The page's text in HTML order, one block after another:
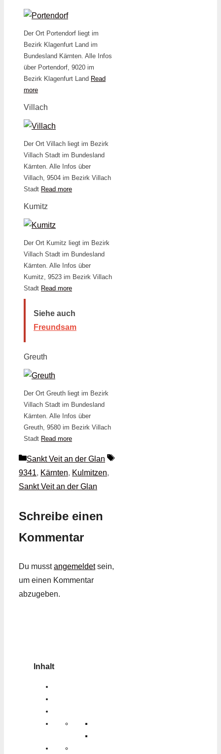
Der Ort Portendorf liegt im
Bezirk Klagenfurt Land im
Bundesland Kärnten. Alle Infos
über Portendorf, 9020 im
Bezirk Klagenfurt Land Read
more
Villach
Der Ort Villach liegt im Bezirk
Villach Stadt im Bundesland
Kärnten. Alle Infos über
Villach, 9504 im Bezirk Villach
Stadt Read more
Kumitz
Der Ort Kumitz liegt im Bezirk
Villach Stadt im Bundesland
Kärnten. Alle Infos über
Kumitz, 9523 im Bezirk Villach
Stadt Read more
Siehe auch
Freundsam
Greuth
Der Ort Greuth liegt im Bezirk
Villach Stadt im Bundesland
Kärnten. Alle Infos über
Greuth, 9580 im Bezirk Villach
Stadt Read more
Kategorien
Sankt Veit an der Glan
Schlagwörter
9341, Kärnten, Kulmitzen,
Sankt Veit an der Glan
Schreibe einen
Kommentar
Du musstangemeldetsein,
um einen Kommentar
abzugeben.
Inhalt